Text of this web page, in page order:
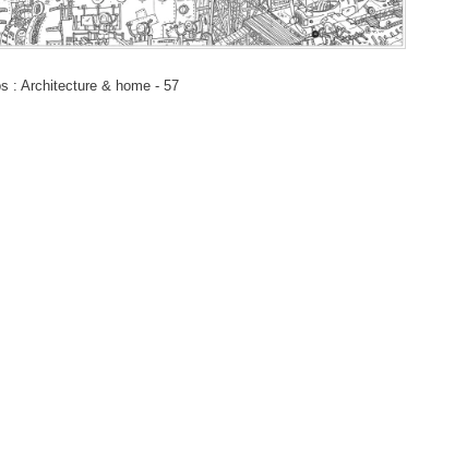
: Architecture & home - 57